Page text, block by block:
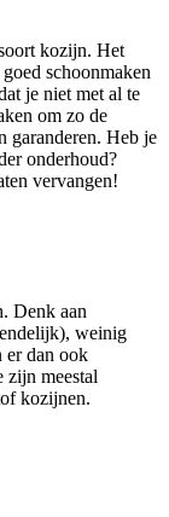
kozijn. Het
schoonmaken
je niet met al te
om zo de
garanderen. Heb je
onderhoud?
vervangen!
Denk aan
weinig
er dan ook
zijn meestal
kozijnen.